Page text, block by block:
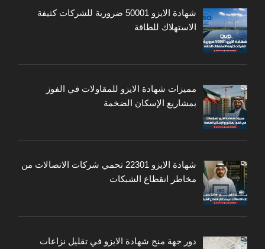
شهادة الايزو 50001 ضرورية للشركات كثيفة
الاستهلاك للطاقة
مميزات شهادة الايزو للمقاولات في الفوز
بمشاريع الإسكان الضخمة
شهادة الايزو 22301 تحمي شركات الاتصالات من
مخاطر انقطاع الشبكات
دور جهة منح شهادة الايزو في تقليل نزاعات